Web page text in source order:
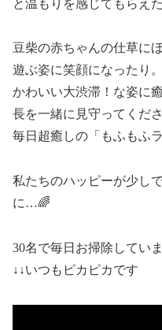
と温もりを感じてもらえ
豆柴の赤ちゃんの仕草に
遊ぶ姿に笑顔になったり。
かわいい大渋滞！な姿に
長を一緒に見守ってくだ
毎日超癒しの「もふもふ
私たちのハッピーが少し
に…🌈
30名で毎日お掃除してい
↓↓いつもピカピカです